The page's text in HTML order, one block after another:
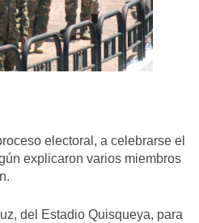
electoral, a celebrarse el
explicaron varios miembros
del Estadio Quisqueya, para